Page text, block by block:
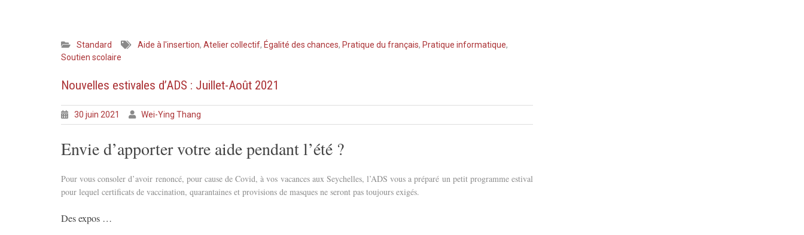
Standard Aide à l'insertion, Atelier collectif, Égalité des chances, Pratique du français, Pratique informatique,
Soutien scolaire
Nouvelles estivales d’ADS : Juillet-Août 2021
30 juin 2021 Wei-Ying Thang
Envie d’apporter votre aide pendant l’été ?
Pour vous consoler d’avoir renoncé, pour cause de Covid, à vos vacances aux Seychelles, l’ADS vous a préparé un petit programme estival
pour lequel certificats de vaccination, quarantaines et provisions de masques ne seront pas toujours exigés.
Des expos …